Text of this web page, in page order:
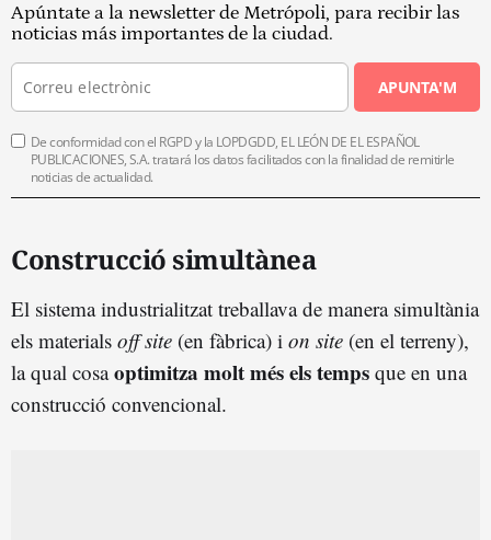
Apúntate a la newsletter de Metrópoli, para recibir las
noticias más importantes de la ciudad.
APUNTA'M
De conformidad con el RGPD y la LOPDGDD, EL LEÓN DE EL ESPAÑOL
PUBLICACIONES, S.A. tratará los datos facilitados con la finalidad de remitirle
noticias de actualidad.
Construcció simultànea
El sistema industrialitzat treballava de manera simultània
els materials off site (en fàbrica) i on site (en el terreny),
la qual cosaoptimitza molt més els temps que en una
construcció convencional.